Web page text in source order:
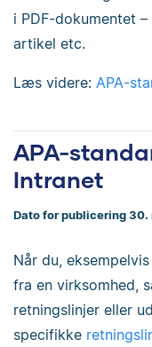
i PDF-dokumentet
artikel etc.
Læs videre: APA-
APA-
Intranet
Dato for publicering 30.
Når du,
fra en virksomhed,
retningslinjer eller
specifikke